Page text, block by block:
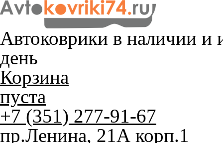
Автоковрики в наличии и
день
Корзина
пуста
+7 (351) 277-91-67
пр.Ленина, 21А корп.1